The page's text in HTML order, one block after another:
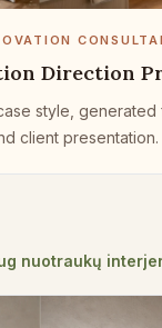
Direction
style, generated
client presentation.
nuotraukų